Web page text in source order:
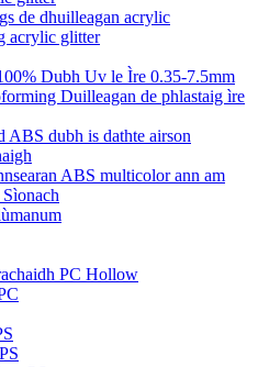
de dhuilleagan acrylic
acrylic glitter
Dubh Uv le Ìre 0.35-7.5mm
Duilleagan de phlastaig ìre
ABS dubh is dathte airson
ABS multicolor ann am
PC Hollow